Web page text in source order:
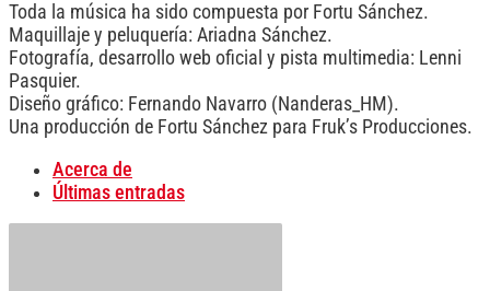
Toda la música ha sido compuesta por Fortu Sánchez.
Maquillaje y peluquería: Ariadna Sánchez.
Fotografía, desarrollo web oficial y pista multimedia: Lenni
Pasquier.
Diseño gráfico: Fernando Navarro (Nanderas_HM).
Una producción de Fortu Sánchez para Fruk’s Producciones.
Acerca de
Últimas entradas